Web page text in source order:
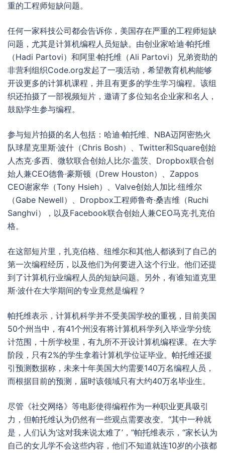
重的工程师短缺问题。
任何一家科技公司都会告诉你，美国存在严重的工程师短缺
问题，尤其是计算机编程人员短缺。由创业家哈迪·帕托维
（Hadi Partovi）和阿里·帕托维（Ali Partovi）兄弟资助的
非营利组织Code.org发起了一项活动，希望教育机构能够
开设更多的计算机课程，并且有更多的学生学习编程。该组
织还拍摄了一部视频短片，邀请了多位知名企业家和名人，
鼓励学生参与编程。
参与短片拍摄的名人包括：哈迪·帕托维、NBA迈阿密热火
队球星克里斯·波什（Chris Bosh）、Twitter和Square创始
人杰克·多西、微软联合创始人比尔·盖茨、Dropbox联合创
始人兼CEO德鲁·豪斯顿（Drew Houston）、Zappos
CEO谢家华（Tony Hsieh）、Valve创始人加比·纽维尔
（Gabe Newell）、Dropbox工程师鲁奇·桑吉维（Ruchi
Sanghvi），以及Facebook联合创始人兼CEO马克·扎克伯
格。
在这部短片里，扎克伯格、纽维尔和其他人都谈到了自己的
第一次编程经历，以及他们为何要进入这个行业。他们还提
到了计算机行业编程人员的短缺问题。另外，有谁知道克里
斯·波什在大学期间的专业竟然是编程？
帕托维表示，计算机科学并不受美国学校的重视，目前美国
50个州当中，有41个州没有将计算机科学列入毕业学分统
计范围，十所学校里，有九所不开设计算机编程课。在大学
阶段，只有2%的学生拿着计算机学位证毕业。帕托维还援
引预测数据称，未来十年美国大约需要140万名编程人员，
而根据目前的预测，届时该领域只有大约40万名毕业生。
尽管《社交网络》等电影使得编程作为一种职业更具吸引
力，但帕托维认为仍然有一些观点需要改变。“其中一种就
是，人们认为‘这对我来说太难了’，”帕托维表示，“家长认为
自己的女儿学不会这些内容，他们不知道就连10岁的小孩都